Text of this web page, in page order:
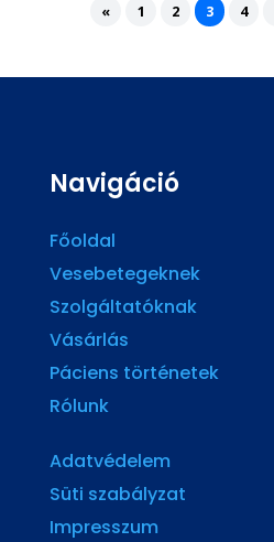
« 1 2 3 4
Navigáció
Főoldal
Vesebetegeknek
Szolgáltatóknak
Vásárlás
Páciens történetek
Rólunk
Adatvédelem
Süti szabályzat
Impresszum